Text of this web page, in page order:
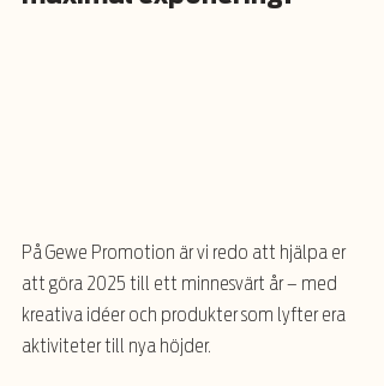
På Gewe Promotion är vi redo att hjälpa er
att göra 2025 till ett minnesvärt år – med
kreativa idéer och produkter som lyfter era
aktiviteter till nya höjder.